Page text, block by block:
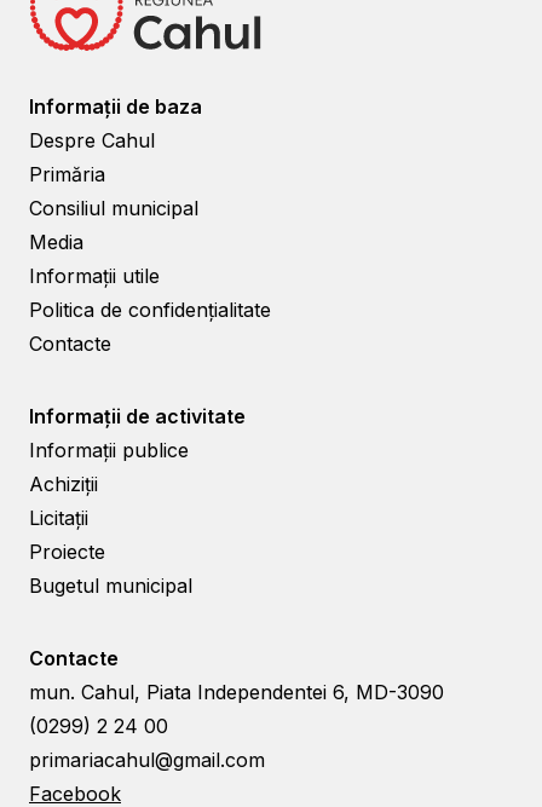
Informații de baza
Despre Cahul
Primăria
Consiliul municipal
Media
Informații utile
Politica de confidențialitate
Contacte
Informații de activitate
Informații publice
Achiziții
Licitații
Proiecte
Bugetul municipal
Contacte
mun. Cahul, Piata Independentei 6, MD-3090
(0299) 2 24 00
primariacahul@gmail.com
Facebook